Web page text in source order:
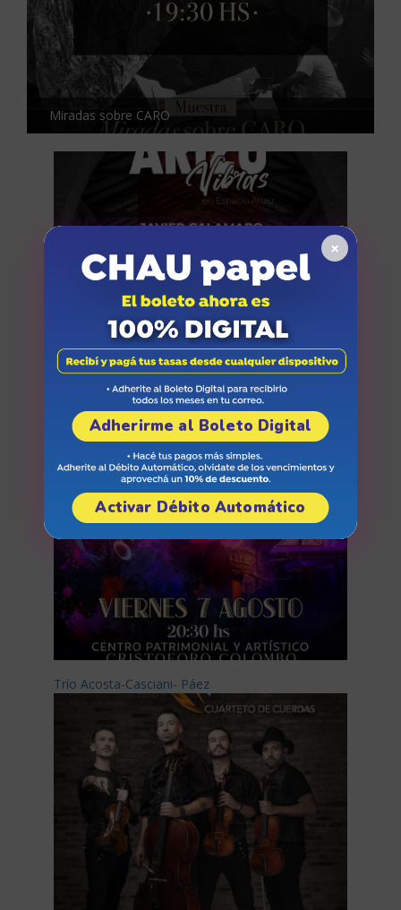
Miradas sobre CARO
Arizu Vibras
Trío Acosta-Casciani- Páez
×
Adherirme al Boleto Digital
Activar Débito Automático